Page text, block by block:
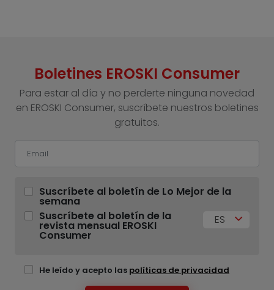
Boletines EROSKI Consumer
Para estar al día y no perderte ninguna novedad
en EROSKI Consumer, suscríbete nuestros boletines
gratuitos.
Suscríbete al boletín de Lo Mejor de la
semana
Suscríbete al boletín de la
revista mensual EROSKI
Consumer
ES
He leído y acepto las políticas de privacidad